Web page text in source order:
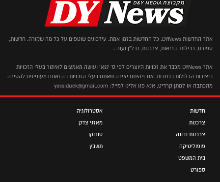
אתר החדשות DYNews. כל החדשות בזמן אמת. עידכונים שוטפים על כל מה שקורה. חדשות,
ספורט, רכילות, בריאות, צרכנות, נדל"ן ועוד...
אתר DYNews מכבד את זכויות היוצרים לפי ס' 27א' ועושה מאמצים לאיתור בעלי הזכויות
ביצירות הכלולות בכתבות. אם זיהיתם יצירה שאתם בעלי הזכויות בה ואתם מעוניינים להסירה
מהכתבה או למתן קרדיט, אנא פנו אלינו למייל: yossiduek@gmail.com
חדשות
צרכנות
צרכנות נבונה
פופוליטיקה
בית המשפט
ספורט
אסטרולוגיה
מאזני צדק
סודוקו
תשבץ